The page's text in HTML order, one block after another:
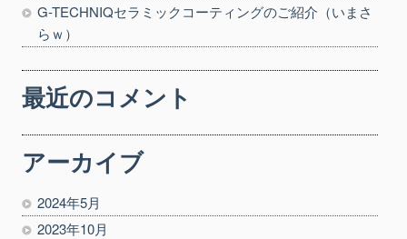
G-TECHNIQセラミックコーティングのご紹介（いまさ
らｗ）
最近のコメント
アーカイブ
2024年5月
2023年10月